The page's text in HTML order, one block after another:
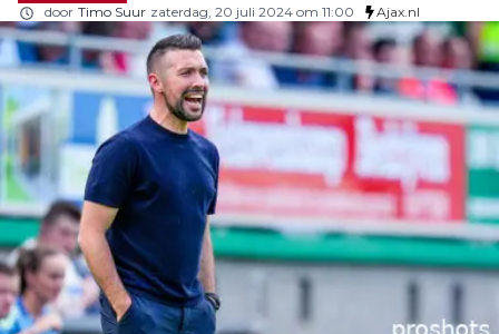
door Timo Suur zaterdag, 20 juli 2024 om 11:00 Ajax.nl